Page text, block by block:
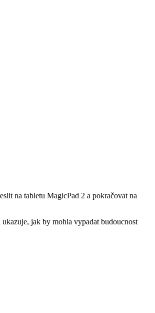
na tabletu MagicPad 2 a pokračovat na
jak by mohla vypadat budoucnost